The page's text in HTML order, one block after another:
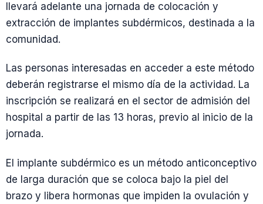
llevará adelante una jornada de colocación y
extracción de implantes subdérmicos, destinada a la
comunidad.
Las personas interesadas en acceder a este método
deberán registrarse el mismo día de la actividad. La
inscripción se realizará en el sector de admisión del
hospital a partir de las 13 horas, previo al inicio de la
jornada.
El implante subdérmico es un método anticonceptivo
de larga duración que se coloca bajo la piel del
brazo y libera hormonas que impiden la ovulación y